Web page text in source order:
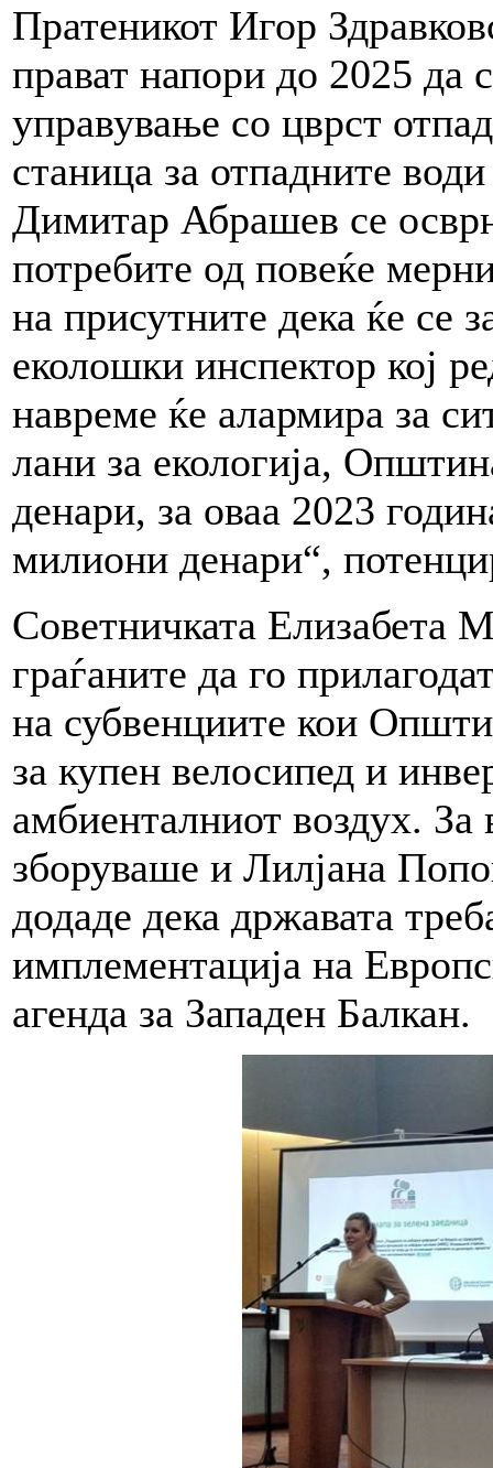
Пратеникот Игор
прават напори до 2025 да
управување со цврст
станица за отпадните
Димитар Абрашев се
потребите од повеќе
на присутните дека ќе се
еколошки инспектор кој
навреме ќе алармира за
лани за екологија,
денари, за оваа 2023
милиони денари“,
Советничката Елизабета
граѓаните да го
на субвенциите кои
за купен велосипед и
амбиенталниот воздух. За
зборуваше и Лилјана
додаде дека државата
имплементација на
агенда за Западен Балкан.